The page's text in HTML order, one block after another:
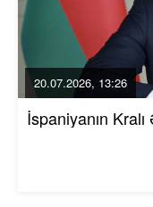
20.07.2026, 13:26
İspaniyanın